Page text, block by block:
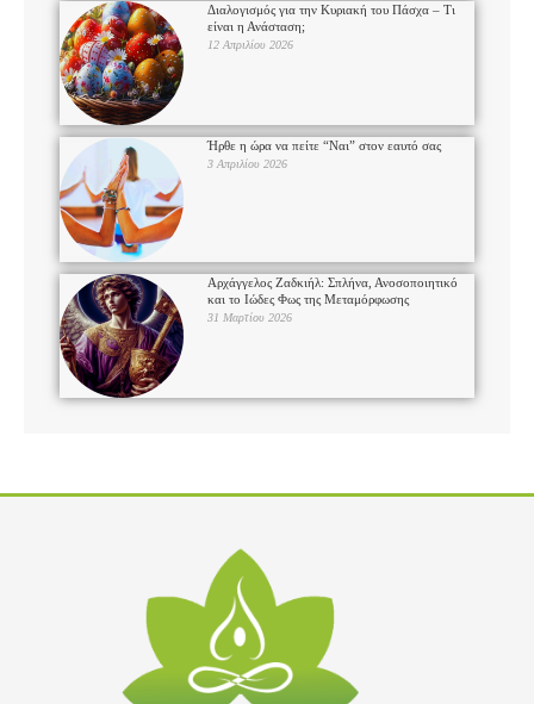
Διαλογισμός για την Κυριακή του Πάσχα – Τι
είναι η Ανάσταση;
12 Απριλίου 2026
Ήρθε η ώρα να πείτε “Ναι” στον εαυτό σας
3 Απριλίου 2026
Αρχάγγελος Ζαδκιήλ: Σπλήνα, Ανοσοποιητικό
και το Ιώδες Φως της Μεταμόρφωσης
31 Μαρτίου 2026